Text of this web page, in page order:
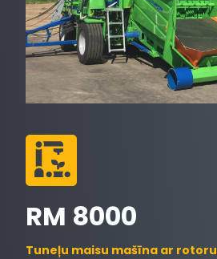
RM 8000
Tuneļu maisu mašīna ar rotoru